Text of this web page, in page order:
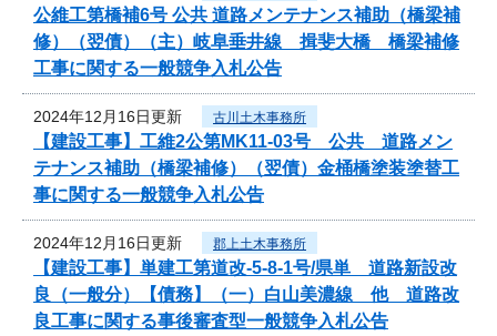
公維工第橋補6号 公共 道路メンテナンス補助（橋梁補
修）（翌債）（主）岐阜垂井線 揖斐大橋 橋梁補修
工事に関する一般競争入札公告
2024年12月16日更新 古川土木事務所
【建設工事】工維2公第MK11-03号 公共 道路メン
テナンス補助（橋梁補修）（翌債）金桶橋塗装塗替工
事に関する一般競争入札公告
2024年12月16日更新 郡上土木事務所
【建設工事】単建工第道改-5-8-1号/県単 道路新設改
良（一般分）【債務】（一）白山美濃線 他 道路改
良工事に関する事後審査型一般競争入札公告